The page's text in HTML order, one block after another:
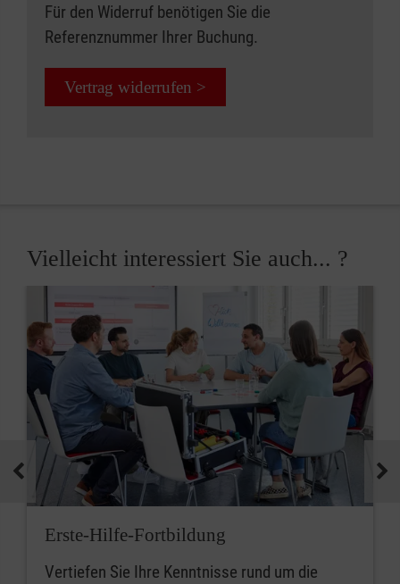
Für den Widerruf benötigen Sie die
Referenznummer Ihrer Buchung.
Vertrag widerrufen >
Vielleicht interessiert Sie auch... ?
Erste-Hilfe-Fortbildung
Vertiefen Sie Ihre Kenntnisse rund um die